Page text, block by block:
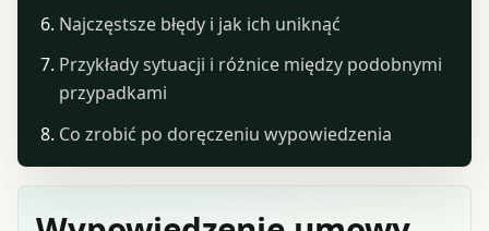
Najczęstsze błędy i jak ich uniknąć
Przykłady sytuacji i różnice między podobnymi
przypadkami
Co zrobić po doręczeniu wypowiedzenia